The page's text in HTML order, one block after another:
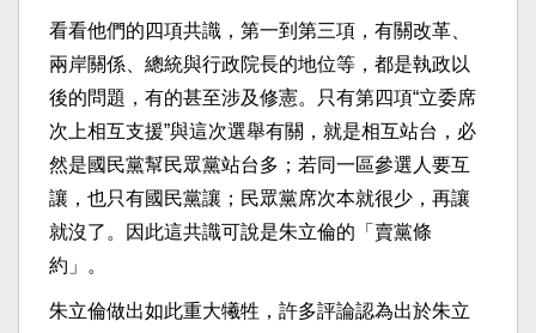
看看他們的四項共識，第一到第三項，有關改革、
兩岸關係、總統與行政院長的地位等，都是執政以
後的問題，有的甚至涉及修憲。只有第四項“立委席
次上相互支援”與這次選舉有關，就是相互站台，必
然是國民黨幫民眾黨站台多；若同一區參選人要互
讓，也只有國民黨讓；民眾黨席次本就很少，再讓
就沒了。因此這共識可說是朱立倫的「賣黨條
約」。
朱立倫做出如此重大犧牲，許多評論認為出於朱立